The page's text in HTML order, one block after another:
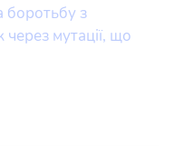
боротьбу з
через мутації, що